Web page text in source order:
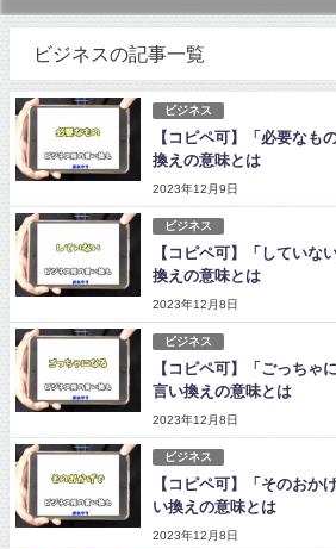
ビジネスの記事一覧
ビジネス
【コピペ可】「必要なも
換えの意味とは
2023年12月9日
ビジネス
【コピペ可】「していな
換えの意味とは
2023年12月8日
ビジネス
【コピペ可】「ごっちゃ
言い換えの意味とは
2023年12月8日
ビジネス
【コピペ可】「そのおか
い換えの意味とは
2023年12月8日